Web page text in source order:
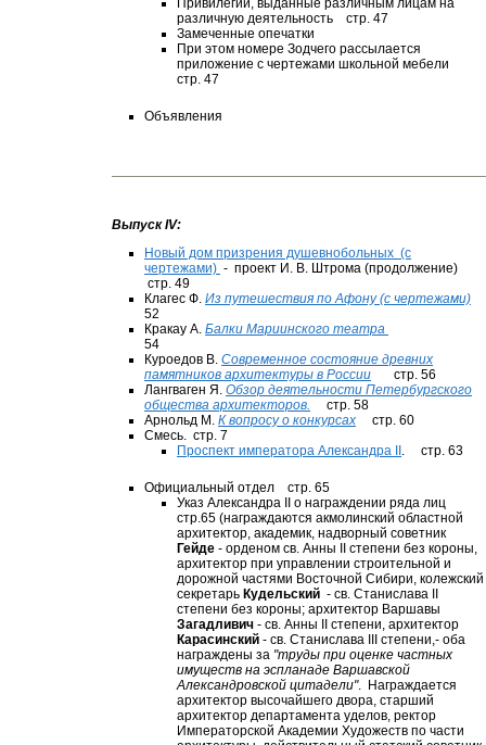
Привилегии, выданные различным лицам на
различную деятельность стр. 47
Замеченные опечатки
При этом номере Зодчего рассылается
приложение с чертежами школьной мебели
стр. 47
Объявления
Выпуск IV:
Новый дом призрения душевнобольных (с
чертежами) - проект И. В. Штрома (продолжение)
стр. 49
Клагес Ф.Из путешествия по Афону (с чертежами)
52
Кракау А.Балки Мариинского театра
54
Куроедов В.Современное состояние древних
памятников архитектуры в России
стр. 56
Лангваген Я.Обзор деятельности Петербургского
общества архитекторов. стр. 58
Арнольд М.К вопросу о конкурсах стр. 60
Смесь. стр. 7
Проспект императора Александра II . стр. 63
Официальный отдел стр. 65
Указ Александра II о награждении ряда лиц
стр.65 (награждаются акмолинский областной
архитектор, академик, надворный советник
Гейде- орденом св. Анны II степени без короны,
архитектор при управлении строительной и
дорожной частями Восточной Сибири, колежский
секретарь Кудельский - св. Станислава II
степени без короны; архитектор Варшавы
Загадливич - св. Анны II степени, архитектор
Карасинский - св. Станислава III степени,- оба
награждены за "труды при оценке частных
имуществ на эспланаде Варшавской
Александровской цитадели". Награждается
архитектор высочайшего двора, старший
архитектор департамента уделов, ректор
Императорской Академии Художеств по части